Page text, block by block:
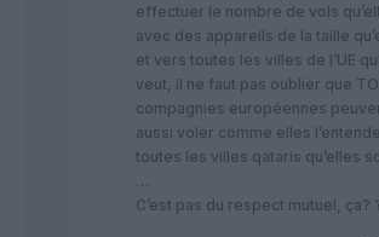
effectuer le nombre de vols
avec des appareils de la taille
et vers toutes les villes de l’UE
veut, il ne faut pas oublier que
compagnies européennes
aussi voler comme elles
toutes les villes qataris qu’elles
C’est pas du respect mutuel, ça?